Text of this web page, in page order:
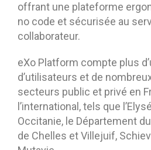
offrant une plateforme
no code et sécurisée au
collaborateur.
eXo Platform compte plus
d’utilisateurs et de
secteurs public et privé en
l’international, tels que
Occitanie, le Département
de Chelles et Villejuif,